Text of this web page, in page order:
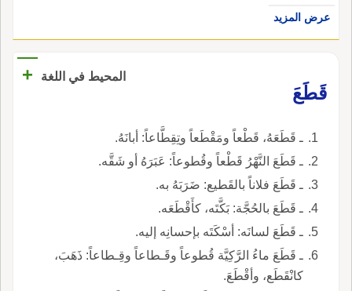
عرض المزيد
المحيط في اللغة
+
قَطَعَ
ـ قَطَعَهُ، قَطْعاً ومَقْطَعاً وتِقِطَّاعاً: أبانَهُ.
ـ قَطَعَ النَّهْرُ قَطْعاً وقُطوعاً: عَبَرَهُ أو شَقَّه.
ـ قَطَعَ فلاناً بالقَطيع: ضَرَبَهُ به.
ـ قَطَعَ بالحُجَّة: بَكَّتَه، كأَقْطَعَه.
ـ قَطَعَ لسانَه: أسْكَتَه بإحسانِه إليه.
ـ قَطَعَ ماءُ الرَّكِيَّة قُطوعاً وقَـطاعاً وقِـطاعاً: ذَهَبَ،
كانْقَطَع، وأقْطَعَ.